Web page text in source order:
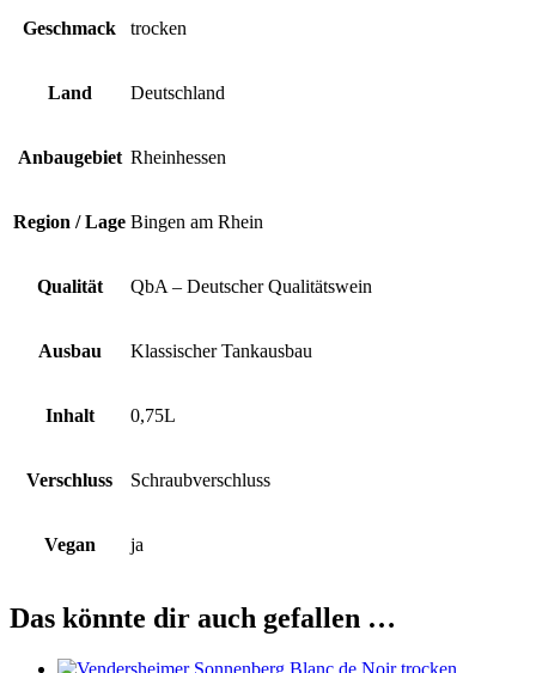
Geschmack trocken
Land Deutschland
Anbaugebiet Rheinhessen
Region / Lage Bingen am Rhein
Qualität QbA – Deutscher Qualitätswein
Ausbau Klassischer Tankausbau
Inhalt 0,75L
Verschluss Schraubverschluss
Vegan ja
Das könnte dir auch gefallen …